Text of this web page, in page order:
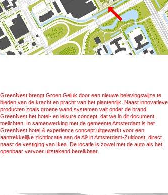
GreenNest brengt Groen Geluk door een nieuwe belevingswijze te
bieden van de kracht en pracht van het plantenrijk. Naast innovatieve
producten zoals groene wand systemen valt onder de brand
GreenNest het hotel- en leisure concept, dat we in dit document
toelichten. In samenwerking met de gemeente Amsterdam is het
GreenNest hotel & experience concept uitgewerkt voor een
aantrekkelijke zichtlocatie aan de A9 in Amsterdam-Zuidoost, direct
naast de vestiging van Ikea. De locatie is zowel met de auto als het
openbaar vervoer uitstekend bereikbaar.